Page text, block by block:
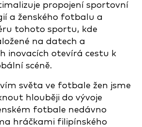
propojení sportovní
a ženského fotbalu a
tohoto sportu, kde
na datech a
inovacích otevírá cestu k
scéně.
světa ve fotbale žen jsme
hlouběji do vývoje
fotbale nedávno
hráčkami filipínského